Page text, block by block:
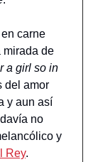
carne
mirada de
a girl so in
del amor
y aun así
no
y
Rey.